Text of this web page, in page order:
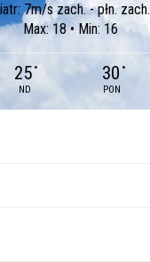
7m/s zach. - płn. zach.
Max: 18 • Min: 16
25 °
ND
30 °
PON